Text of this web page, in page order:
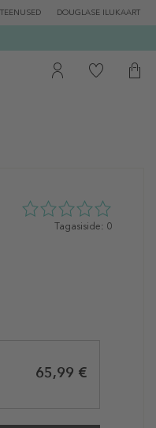
DOUGLASE ILUKAART
0
Tagasiside: 0
65,99 €